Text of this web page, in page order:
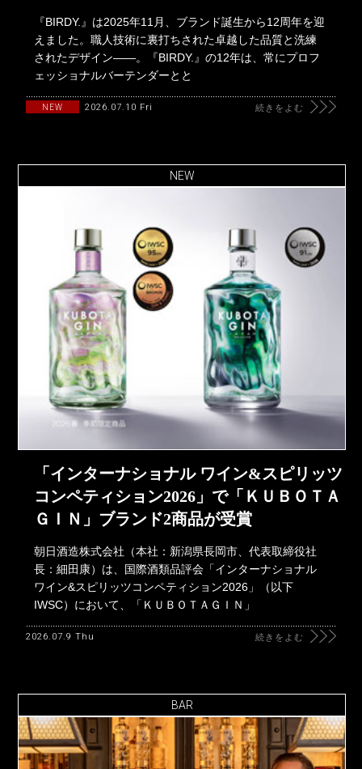
『BIRDY.』は2025年11月、ブランド誕生から12周年を迎
えました。職人技術に裏打ちされた卓越した品質と洗練
されたデザイン――。『BIRDY.』の12年は、常にプロフ
ェッショナルバーテンダーとと
NEW 2026.07.10 Fri 続きをよむ
NEW
「インターナショナル ワイン&スピリッツ
コンペティション2026」で「ＫＵＢＯＴＡ
ＧＩＮ」ブランド2商品が受賞
朝日酒造株式会社（本社：新潟県長岡市、代表取締役社
長：細田康）は、国際酒類品評会「インターナショナル
ワイン&スピリッツコンペティション2026」（以下
IWSC）において、「ＫＵＢＯＴＡＧＩＮ」
2026.07.9 Thu 続きをよむ
BAR